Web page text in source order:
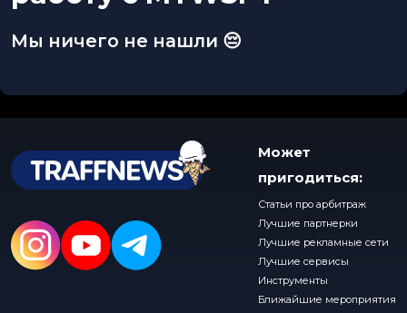
Мы ничего не нашли 😔
Может
пригодиться:
Статьи про арбитраж
Лучшие партнерки
Лучшие рекламные сети
Лучшие сервисы
Инструменты
Ближайшие мероприятия